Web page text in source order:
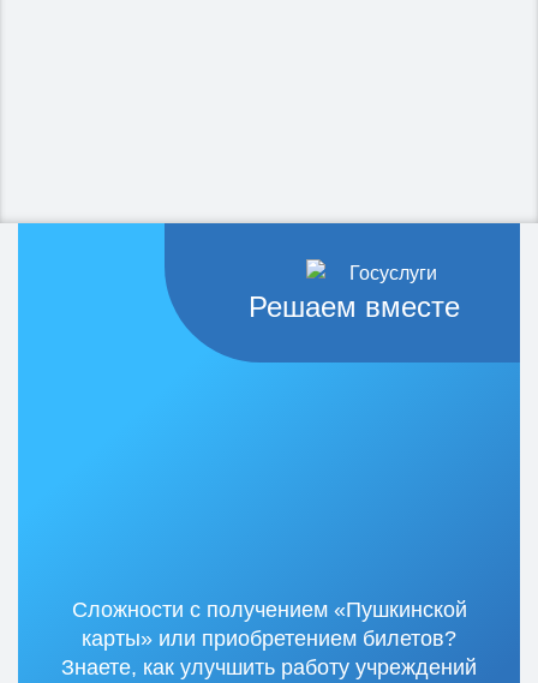
Решаем вместе
Сложности с получением «Пушкинской
карты» или приобретением билетов?
Знаете, как улучшить работу учреждений